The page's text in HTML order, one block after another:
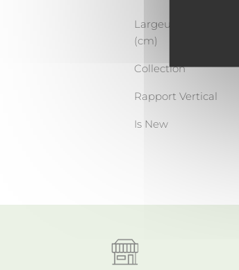
Largeur totale
(cm)
Collection
Rapport Vertical
Is New